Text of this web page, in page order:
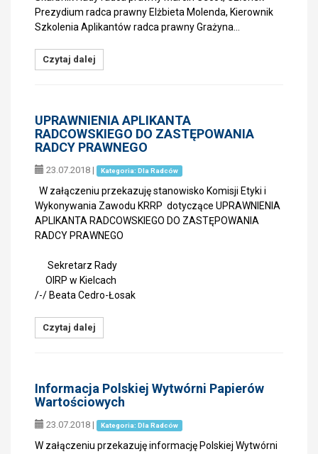
Prezydium radca prawny Elżbieta Molenda, Kierownik
Szkolenia Aplikantów radca prawny Grażyna…
Czytaj dalej
UPRAWNIENIA APLIKANTA
RADCOWSKIEGO DO ZASTĘPOWANIA
RADCY PRAWNEGO
23.07.2018 | Kategoria: Dla Radców
W załączeniu przekazuję stanowisko Komisji Etyki i
Wykonywania Zawodu KRRP dotyczące UPRAWNIENIA
APLIKANTA RADCOWSKIEGO DO ZASTĘPOWANIA
RADCY PRAWNEGO
Sekretarz Rady
OIRP w Kielcach
/-/ Beata Cedro-Łosak
Czytaj dalej
Informacja Polskiej Wytwórni Papierów
Wartościowych
23.07.2018 | Kategoria: Dla Radców
W załączeniu przekazuję informację Polskiej Wytwórni